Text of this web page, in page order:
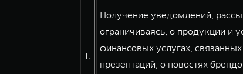
1.
Получение уведомлений,
ограничиваясь, о продукции и
финансовых услугах,
презентаций, о новостях